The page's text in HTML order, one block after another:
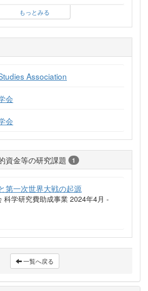
もっとみる
Association
会
会
資金等の研究課題 1
第一次世界大戦の起源
科学研究費助成事業 2024年4月 -
一覧へ戻る